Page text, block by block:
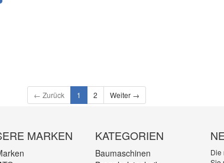
← Zurück 1 2 Weiter →
MARKEN KATEGORIEN
Baumaschinen
Die